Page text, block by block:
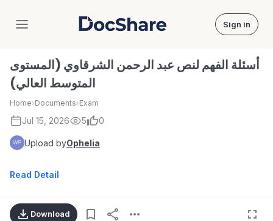
DocShare Sign in
أسئلة الفهم لنص عبد الرحمن الشرقاوي (المستوى
المتوسط العالي)
Home›Documents›Exam
Jul 15, 2026 5 0
Upload byOphelia
Read Detail
Download